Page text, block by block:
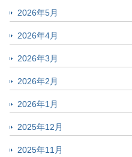
2026年5月
2026年4月
2026年3月
2026年2月
2026年1月
2025年12月
2025年11月